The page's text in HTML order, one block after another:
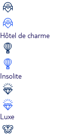
Hôtel de charme
Insolite
Luxe